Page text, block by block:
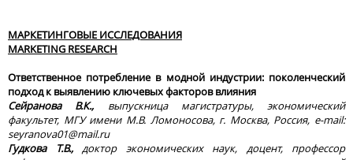
МАРКЕТИНГОВЫЕ ИССЛЕДОВАНИЯ
MARKETING RESEARCH
Ответственное потребление в модной индустрии: поколенческий
подход к выявлению ключевых факторов влияния
Сейранова В.К., выпускница магистратуры, экономический
факультет, МГУ имени М.В. Ломоносова, г. Москва, Россия, e-mail:
seyranova01@mail.ru
Гудкова Т.В., доктор экономических наук, доцент, профессор